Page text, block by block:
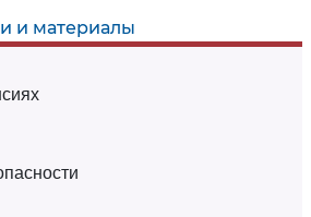
и материалы